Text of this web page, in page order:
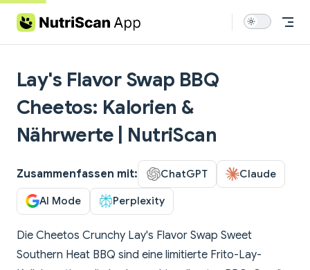
Skip to content
Lay's Flavor Swap BBQ
Cheetos: Kalorien &
Nährwerte | NutriScan
Zusammenfassen mit: ChatGPT Claude
AI Mode Perplexity
Die Cheetos Crunchy Lay's Flavor Swap Sweet
Southern Heat BBQ sind eine limitierte Frito-Lay-